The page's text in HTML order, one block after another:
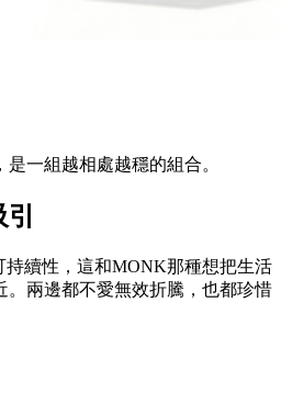
一組越相處越穩的組合。
持續性，這和MONK那種想把生活
。兩邊都不愛無效折騰，也都珍惜